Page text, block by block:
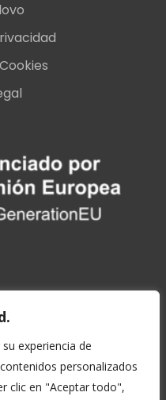
experiencia de
personalizados
clic en "Aceptar todo",